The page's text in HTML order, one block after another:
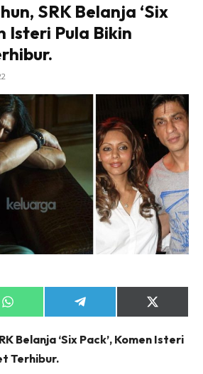
SRK Belanja ‘Six
Isteri Pula Bikin
Share
on
Share
on
Share
on
(Twitter)
Belanja ‘Six Pack’, Komen Isteri
Terhibur.